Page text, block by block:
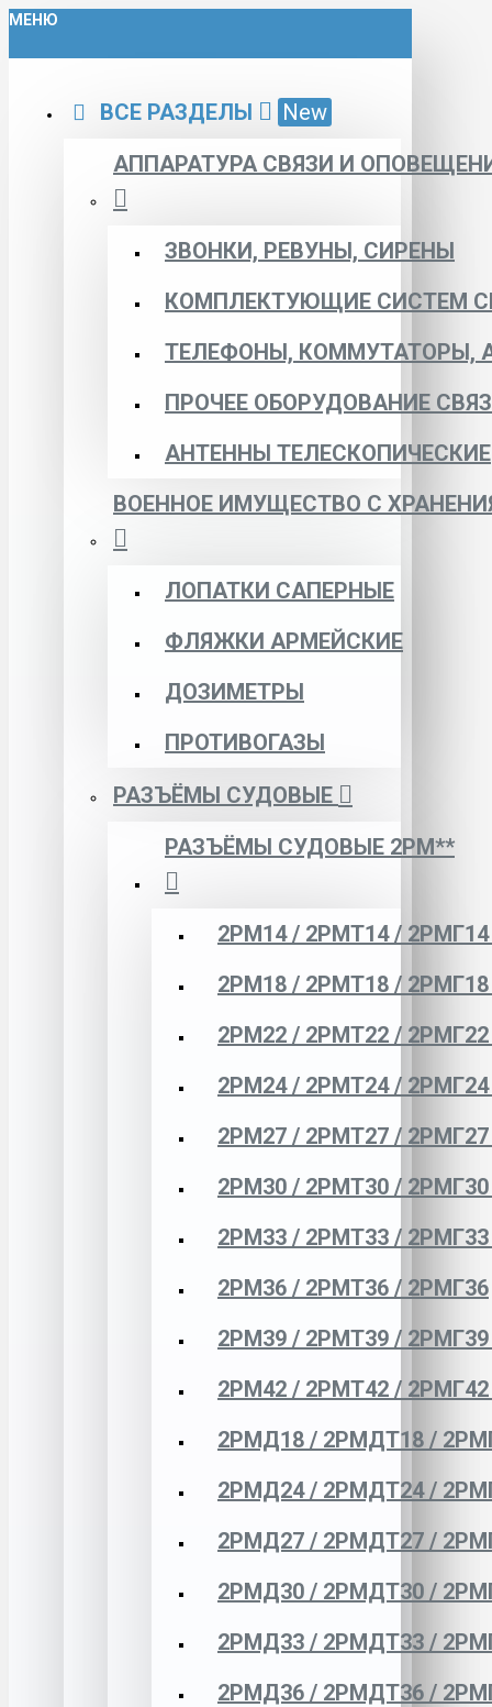
МЕНЮ
ВСЕ РАЗДЕЛЫ
New
АППАРАТУРА СВЯЗИ И
ЗВОНКИ, РЕВУНЫ, СИРЕНЫ
КОМПЛЕКТУЮЩИЕ СИСТЕМ
ТЕЛЕФОНЫ, КОММУТАТОРЫ,
ПРОЧЕЕ ОБОРУДОВАНИЕ
АНТЕННЫ ТЕЛЕСКОПИЧЕСКИЕ
ВОЕННОЕ ИМУЩЕСТВО С
ЛОПАТКИ САПЕРНЫЕ
ФЛЯЖКИ АРМЕЙСКИЕ
ДОЗИМЕТРЫ
ПРОТИВОГАЗЫ
РАЗЪЁМЫ СУДОВЫЕ
РАЗЪЁМЫ СУДОВЫЕ 2РМ**
2РМ14 / 2РМТ14 /
2РМ18 / 2РМТ18 /
2РМ22 / 2РМТ22 /
2РМ24 / 2РМТ24 /
2РМ27 / 2РМТ27 /
2РМ30 / 2РМТ30 /
2РМ33 / 2РМТ33 /
2РМ36 / 2РМТ36 / 2РМГ36
2РМ39 / 2РМТ39 /
2РМ42 / 2РМТ42 /
2РМД18 / 2РМДТ18 /
2РМД24 / 2РМДТ24 /
2РМД27 / 2РМДТ27 /
2РМД30 / 2РМДТ30 /
2РМД33 / 2РМДТ33 /
2РМД36 / 2РМДТ36 /